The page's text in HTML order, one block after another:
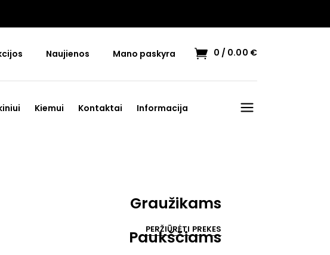
Naujienos Mano paskyra 0 0.00 €
Kiemui Kontaktai Informacija
Graužikams
PERŽIŪRĖTI PREKES
Paukščiams